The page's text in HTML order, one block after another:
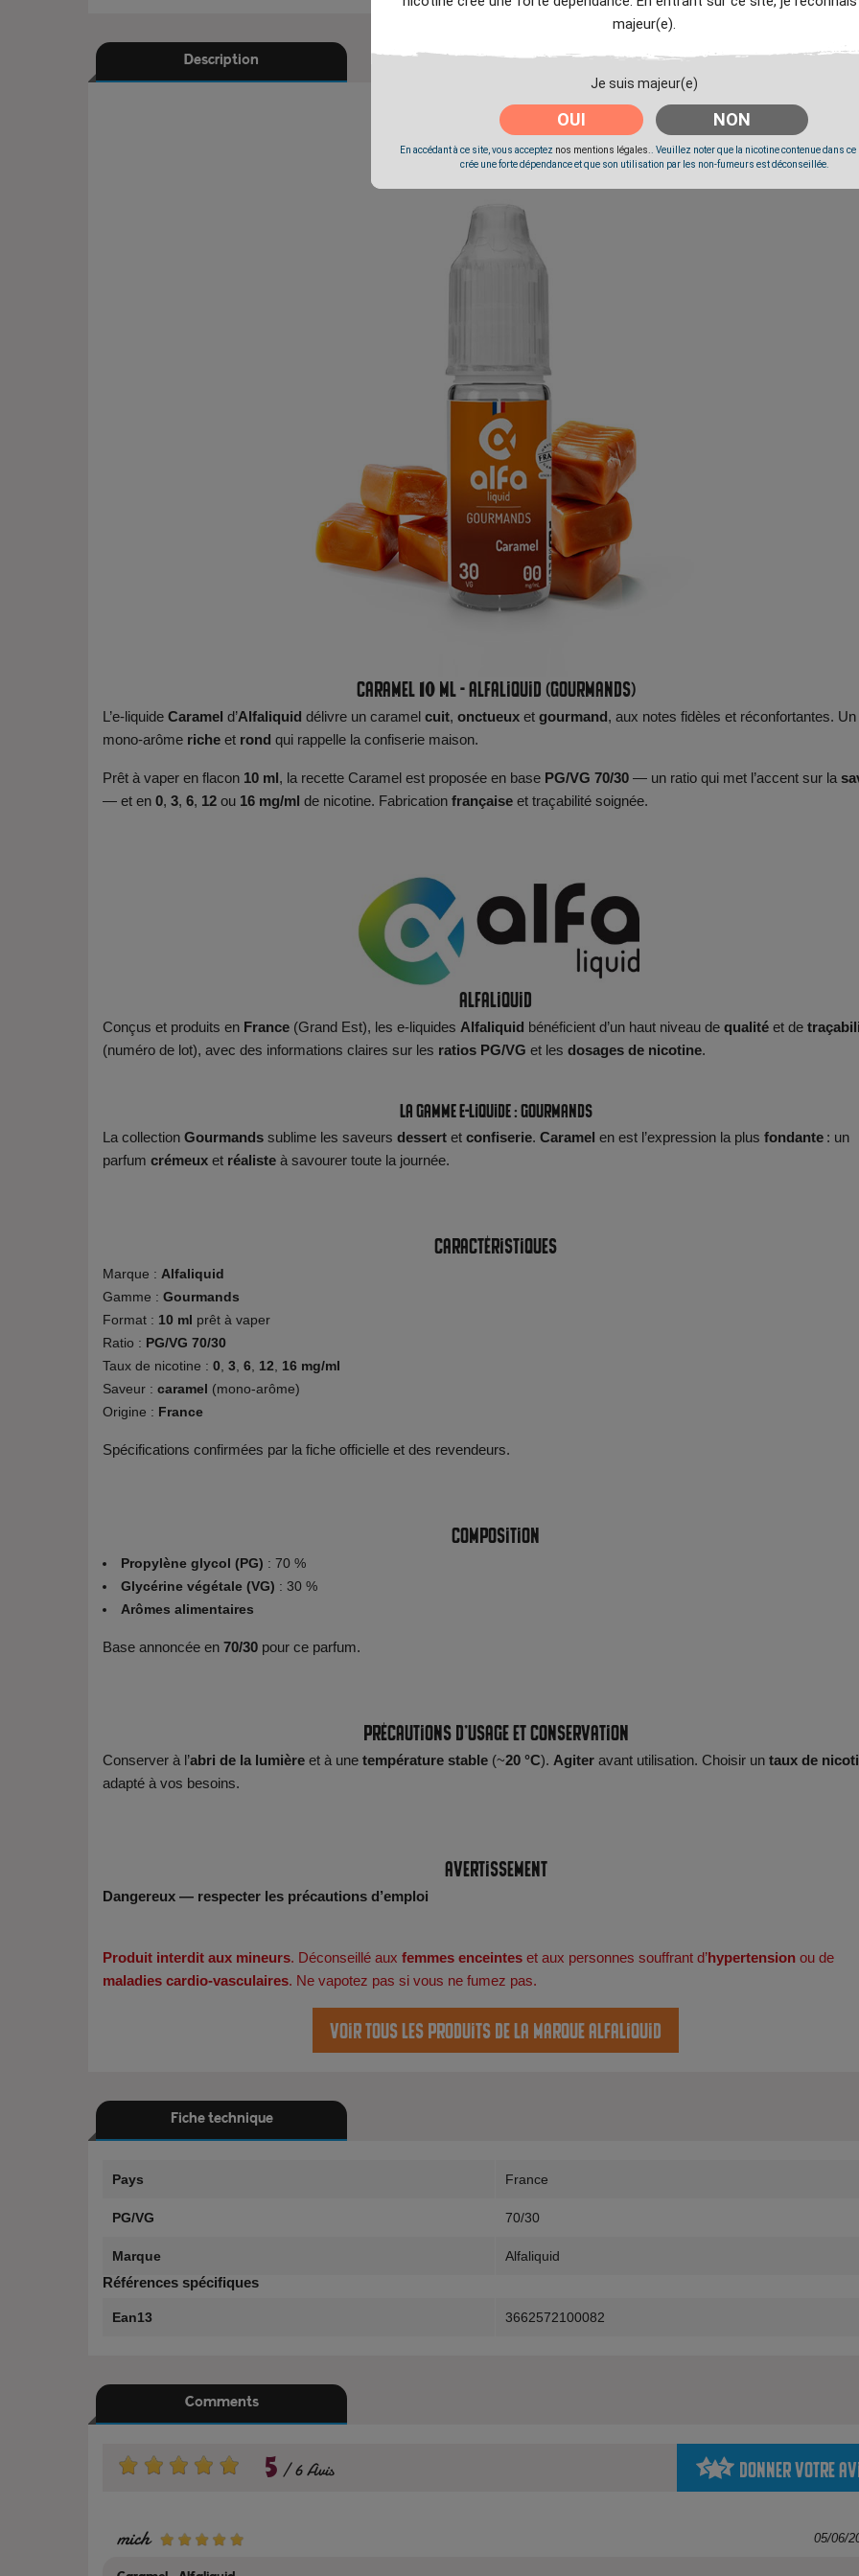
majeur(e).
Je suis majeur(e)
OUI NON
En accédant à ce site, vous acceptez nos mentions légales.
. Veuillez noter que la nicotine contenue dans
crée une forte dépendance et que son utilisation par les non-fumeurs est déconseillée.
Description
Caramel 10 ml - Alfaliquid (Gourmands)
L’e-liquide Caramel d’Alfaliquid délivre un caramel cuit, onctueux et gourmand, aux notes fidèles et réconfortantes. Un
mono-arôme riche et rond qui rappelle la confiserie maison.
Prêt à vaper en flacon 10 ml, la recette Caramel est proposée en base PG/VG 70/30 — un ratio qui met l’accent sur la
— et en 0, 3, 6, 12 ou 16 mg/ml de nicotine. Fabrication française et traçabilité soignée.
Alfaliquid
Conçus et produits en France (Grand Est), les e-liquides Alfaliquid bénéficient d’un haut niveau de qualité et de
(numéro de lot), avec des informations claires sur les ratios PG/VG et les dosages de nicotine.
La gamme e-liquide : Gourmands
La collection Gourmands sublime les saveurs dessert et confiserie. Caramel en est l’expression la plus fondante : un
parfum crémeux et réaliste à savourer toute la journée.
Caractéristiques
Marque : Alfaliquid
Gamme : Gourmands
Format : 10 ml prêt à vaper
Ratio : PG/VG 70/30
Taux de nicotine : 0 3 6 12
16 mg/ml
Saveur : caramel (mono-arôme)
Origine : France
Spécifications confirmées par la fiche officielle et des revendeurs.
Composition
Propylène glycol (PG) : 70 %
Glycérine végétale (VG) : 30 %
Arômes alimentaires
Base annoncée en 70/30 pour ce parfum.
Précautions d’usage et conservation
Conserver à l’abri de la lumière et à une température stable (~20 °C). Agiter avant utilisation. Choisir un taux de
adapté à vos besoins.
Avertissement
Dangereux — respecter les précautions d’emploi
Produit interdit aux mineurs. Déconseillé aux femmes enceintes et aux personnes souffrant d’hypertension ou de
maladies cardio-vasculaires. Ne vapotez pas si vous ne fumez pas.
Voir tous les produits de la marque Alfaliquid
Fiche technique
Pays France
PG/VG 70/30
Marque Alfaliquid
Références spécifiques
Ean13 3662572100082
Comments
5 6 Avis Donner votre
mich 05/06/